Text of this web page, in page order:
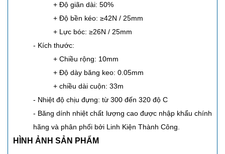
+ Độ giãn dài: 50%
+ Độ bền kéo: ≥42N / 25mm
+ Lực bóc: ≥26N / 25mm
- Kích thước:
+ Chiều rộng: 10mm
+ Độ dày băng keo: 0.05mm
+ chiều dài cuộn: 33m
- Nhiệt độ chịu đựng: từ 300 đến 320 độ C
- Băng dính nhiệt chất lượng cao được nhập khẩu chính
hãng và phân phối bởi Linh Kiện Thành Công.
HÌNH ẢNH SẢN PHẨM